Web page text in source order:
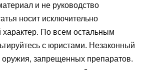
и не руководство
носит исключительно
характер. По всем остальным
с юристами. Незаконный
оружия, запрещенных препаратов.